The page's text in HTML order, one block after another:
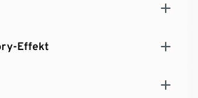
Effekt